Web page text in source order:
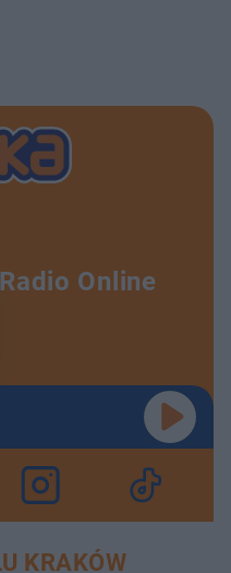
Radio Online
KRAKÓW